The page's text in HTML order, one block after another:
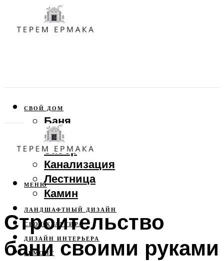
СВОЙ ДОМ
Баня
Веранда
Забор
Канализация
Лестница
Камин
ЛАНДШАФТНЫЙ ДИЗАЙН
СВОЯ КВАРТИРА
ДИЗАЙН ИНТЕРЬЕРА
РЕМОНТ
МЕНЮ
Строительство
бани своими руками